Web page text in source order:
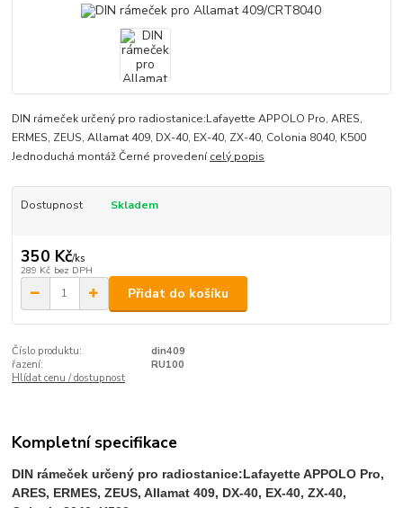
DIN rámeček určený pro radiostanice:Lafayette APPOLO Pro, ARES,
ERMES, ZEUS, Allamat 409, DX-40, EX-40, ZX-40, Colonia 8040, K500
Jednoduchá montáž Černé provedenícelý popis
Dostupnost Skladem
350 Kč/ks
289 Kč bez DPH
Přidat do košíku
Číslo produktu:
din409
řazení:
RU100
Hlídat cenu / dostupnost
Kompletní specifikace
DIN rámeček určený pro radiostanice:Lafayette APPOLO Pro,
ARES, ERMES, ZEUS, Allamat 409, DX-40, EX-40, ZX-40,